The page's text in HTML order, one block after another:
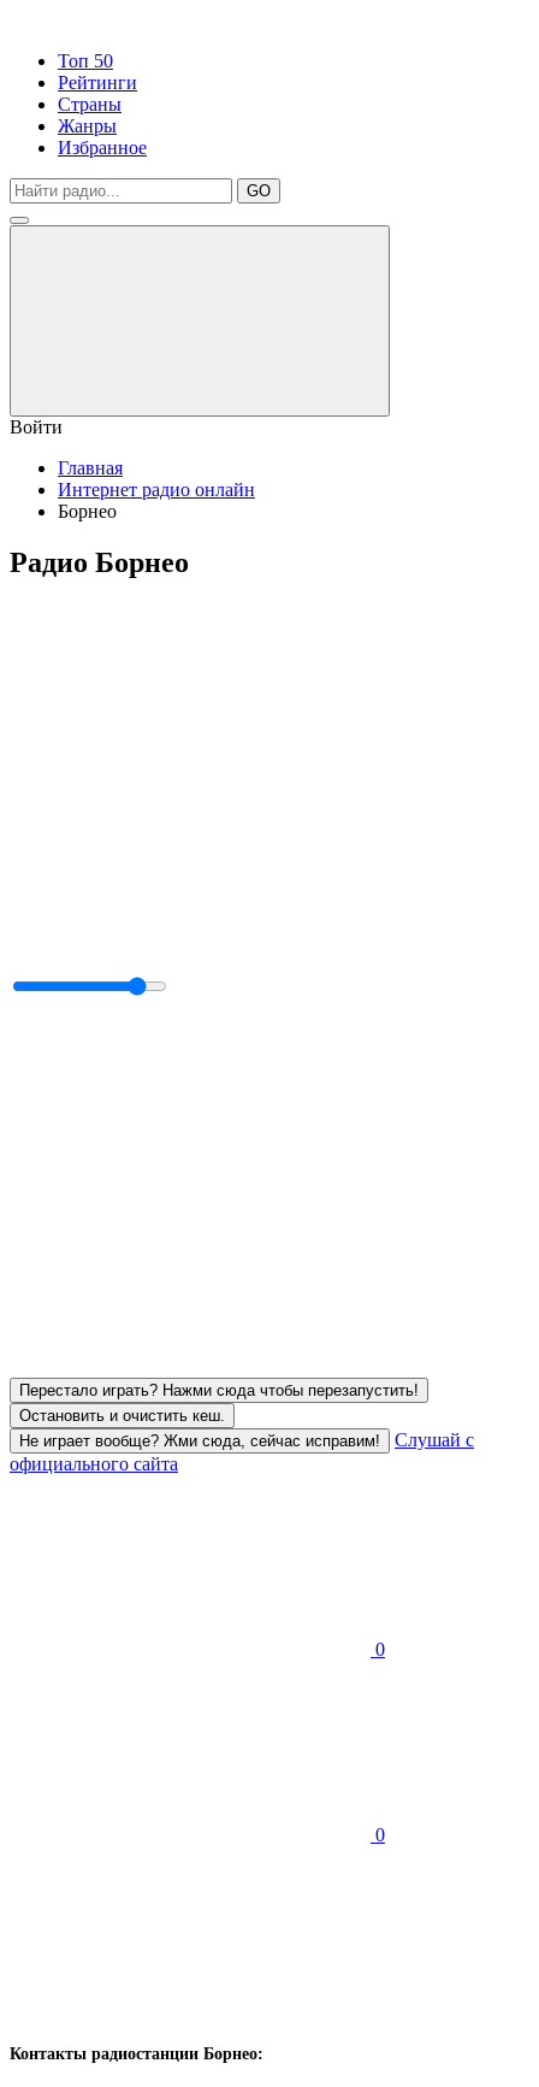
Топ 50
Рейтинги
Страны
Жанры
Избранное
GO
Войти
Главная
Интернет радио онлайн
Борнео
Радио Борнео
Перестало играть? Нажми сюда чтобы перезапустить!
Остановить и очистить кеш.
Не играет вообще? Жми сюда, сейчас исправим!
Слушай с
официального сайта
0
0
Контакты радиостанции Борнео: